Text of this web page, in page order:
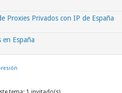
Proxies Privados con IP de España
en España